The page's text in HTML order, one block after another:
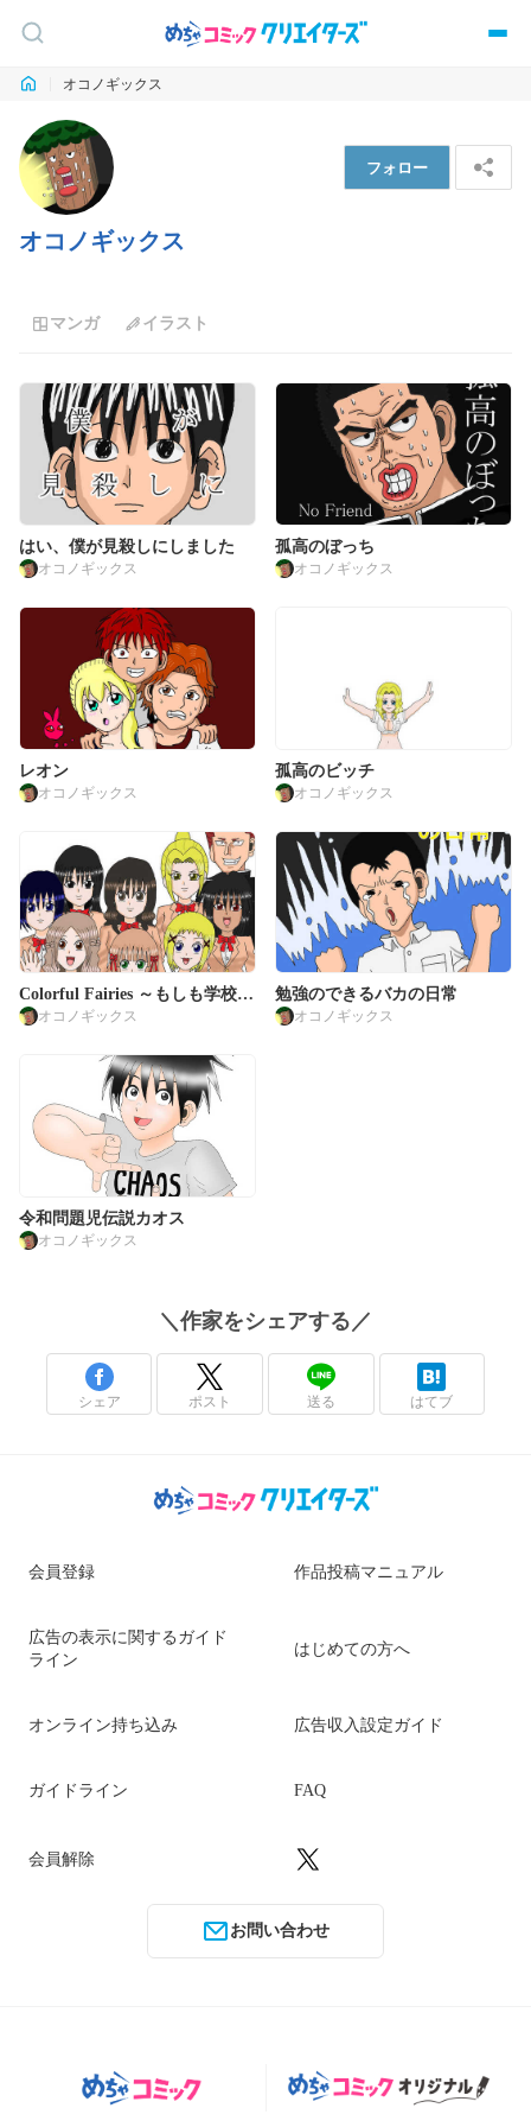
オコノギックス
オコノギックス
フォロー
マンガ イラスト
はい、僕が見殺しにしました
オコノギックス
孤高のぼっち
オコノギックス
レオン
オコノギックス
孤高のビッチ
オコノギックス
Colorful Fairies ～もしも学校一
のヤンキーがアイドルプロデュ
オコノギックス
勉強のできるバカの日常
オコノギックス
令和問題児伝説カオス
オコノギックス
＼作家をシェアする／
シェア ポスト 送る はてブ
会員登録 作品投稿マニュアル
広告の表示に関するガイド
ライン
はじめての方へ
オンライン持ち込み 広告収入設定ガイド
ガイドライン FAQ
会員解除
お問い合わせ